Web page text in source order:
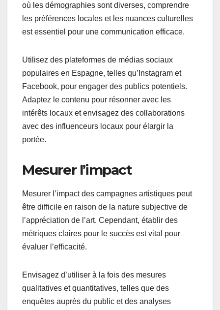
où les démographies sont diverses, comprendre
les préférences locales et les nuances culturelles
est essentiel pour une communication efficace.
Utilisez des plateformes de médias sociaux
populaires en Espagne, telles qu’Instagram et
Facebook, pour engager des publics potentiels.
Adaptez le contenu pour résonner avec les
intérêts locaux et envisagez des collaborations
avec des influenceurs locaux pour élargir la
portée.
Mesurer l’impact
Mesurer l’impact des campagnes artistiques peut
être difficile en raison de la nature subjective de
l’appréciation de l’art. Cependant, établir des
métriques claires pour le succès est vital pour
évaluer l’efficacité.
Envisagez d’utiliser à la fois des mesures
qualitatives et quantitatives, telles que des
enquêtes auprès du public et des analyses